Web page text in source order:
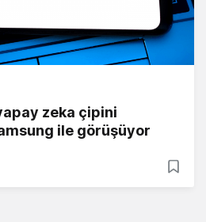
zeka çipini
ile görüşüyor